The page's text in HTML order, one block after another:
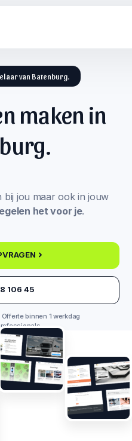
van Batenburg.
maken in
bij jou maar ook in jouw
het voor je.
106 45‬
Offerte binnen 1 werkdag